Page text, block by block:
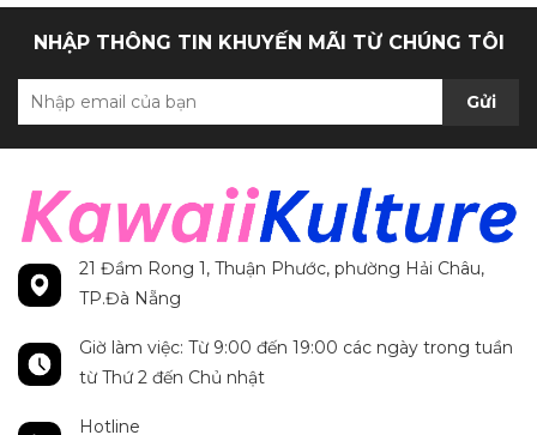
NHẬP THÔNG TIN KHUYẾN MÃI TỪ CHÚNG TÔI
Gửi
21 Đầm Rong 1, Thuận Phước, phường Hải Châu,
TP.Đà Nẵng
Giờ làm việc: Từ 9:00 đến 19:00 các ngày trong tuần
từ Thứ 2 đến Chủ nhật
Hotline